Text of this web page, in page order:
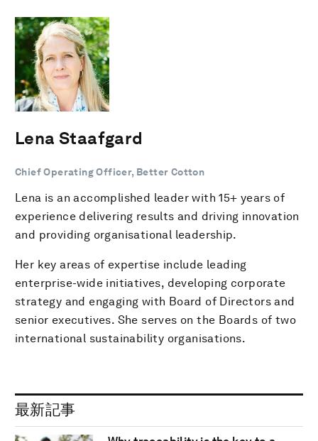
Lena Staafgard
Chief Operating Officer, Better Cotton
Lena is an accomplished leader with 15+ years of
experience delivering results and driving innovation
and providing organisational leadership.
Her key areas of expertise include leading
enterprise-wide initiatives, developing corporate
strategy and engaging with Board of Directors and
senior executives. She serves on the Boards of two
international sustainability organisations.
最新記事